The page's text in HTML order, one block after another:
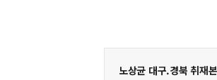
노상균 대구.경북 취재